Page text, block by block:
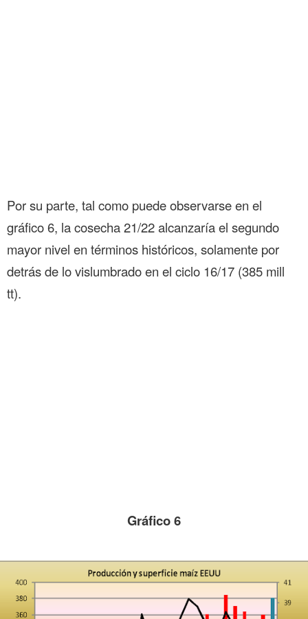
Por su parte, tal como puede observarse en el
gráfico 6, la cosecha 21/22 alcanzaría el segundo
mayor nivel en términos históricos, solamente por
detrás de lo vislumbrado en el ciclo 16/17 (385 mill
tt).
Gráfico 6